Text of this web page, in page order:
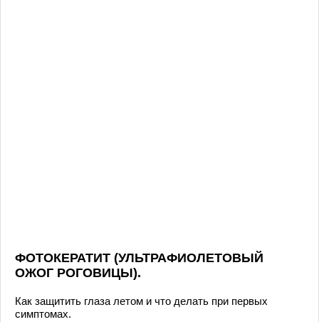
ФОТОКЕРАТИТ (УЛЬТРАФИОЛЕТОВЫЙ
ОЖОГ РОГОВИЦЫ).
Как защитить глаза летом и что делать при первых
симптомах.